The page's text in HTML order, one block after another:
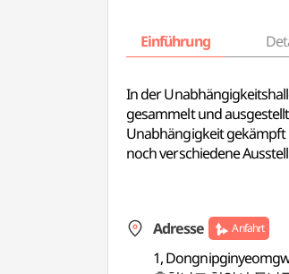
Einführung
In der
gesammelt und
Unabhängigkeit gekämpft
noch verschiedene
Adresse Anfahrt
1,